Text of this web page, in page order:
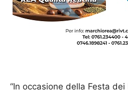
“In occasione della Festa